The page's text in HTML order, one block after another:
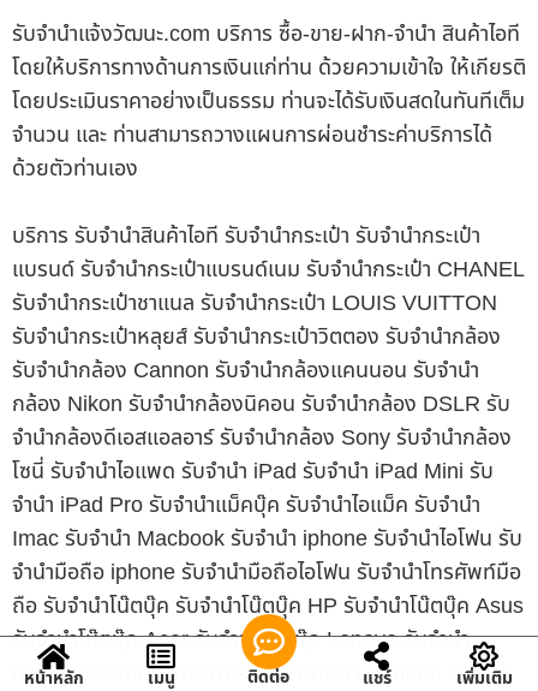
รับจํานําแจ้งวัฒนะ.com บริการ ซื้อ-ขาย-ฝาก-จำนำ สินค้าไอที
โดยให้บริการทางด้านการเงินแก่ท่าน ด้วยความเข้าใจ ให้เกียรติ
โดยประเมินราคาอย่างเป็นธรรม ท่านจะได้รับเงินสดในทันทีเต็ม
จำนวน และ ท่านสามารถวางแผนการผ่อนชำระค่าบริการได้
ด้วยตัวท่านเอง
บริการ รับจำนำสินค้าไอที รับจำนำกระเป๋า รับจำนำกระเป๋า
แบรนด์ รับจำนำกระเป๋าแบรนด์เนม รับจำนำกระเป๋า CHANEL
รับจำนำกระเป๋าชาแนล รับจำนำกระเป๋า LOUIS VUITTON
รับจำนำกระเป๋าหลุยส์ รับจำนำกระเป๋าวิตตอง รับจำนำกล้อง
รับจำนำกล้อง Cannon รับจำนำกล้องแคนนอน รับจำนำ
กล้อง Nikon รับจำนำกล้องนิคอน รับจำนำกล้อง DSLR รับ
จำนำกล้องดีเอสแอลอาร์ รับจำนำกล้อง Sony รับจำนำกล้อง
โซนี่ รับจำนำไอแพด รับจำนำ iPad รับจำนำ iPad Mini รับ
จำนำ iPad Pro รับจำนำแม็คบุ๊ค รับจำนำไอแม็ค รับจำนำ
Imac รับจำนำ Macbook รับจำนำ iphone รับจำนำไอโฟน รับ
จำนำมือถือ iphone รับจำนำมือถือไอโฟน รับจำนำโทรศัพท์มือ
ถือ รับจำนำโน๊ตบุ๊ค รับจำนำโน๊ตบุ๊ค HP รับจำนำโน๊ตบุ๊ค Asus
รับจำนำโน๊ตบุ๊ค Acer รับจำนำโน๊ตบุ๊ค Lenovo รับจำนำ
notebook รับจำนำนาฬิกา รับจำนำนาฬิกา Panerai รับจำนำ
หน้าหลัก เมนู ติดต่อ แชร์ เพิ่มเติม